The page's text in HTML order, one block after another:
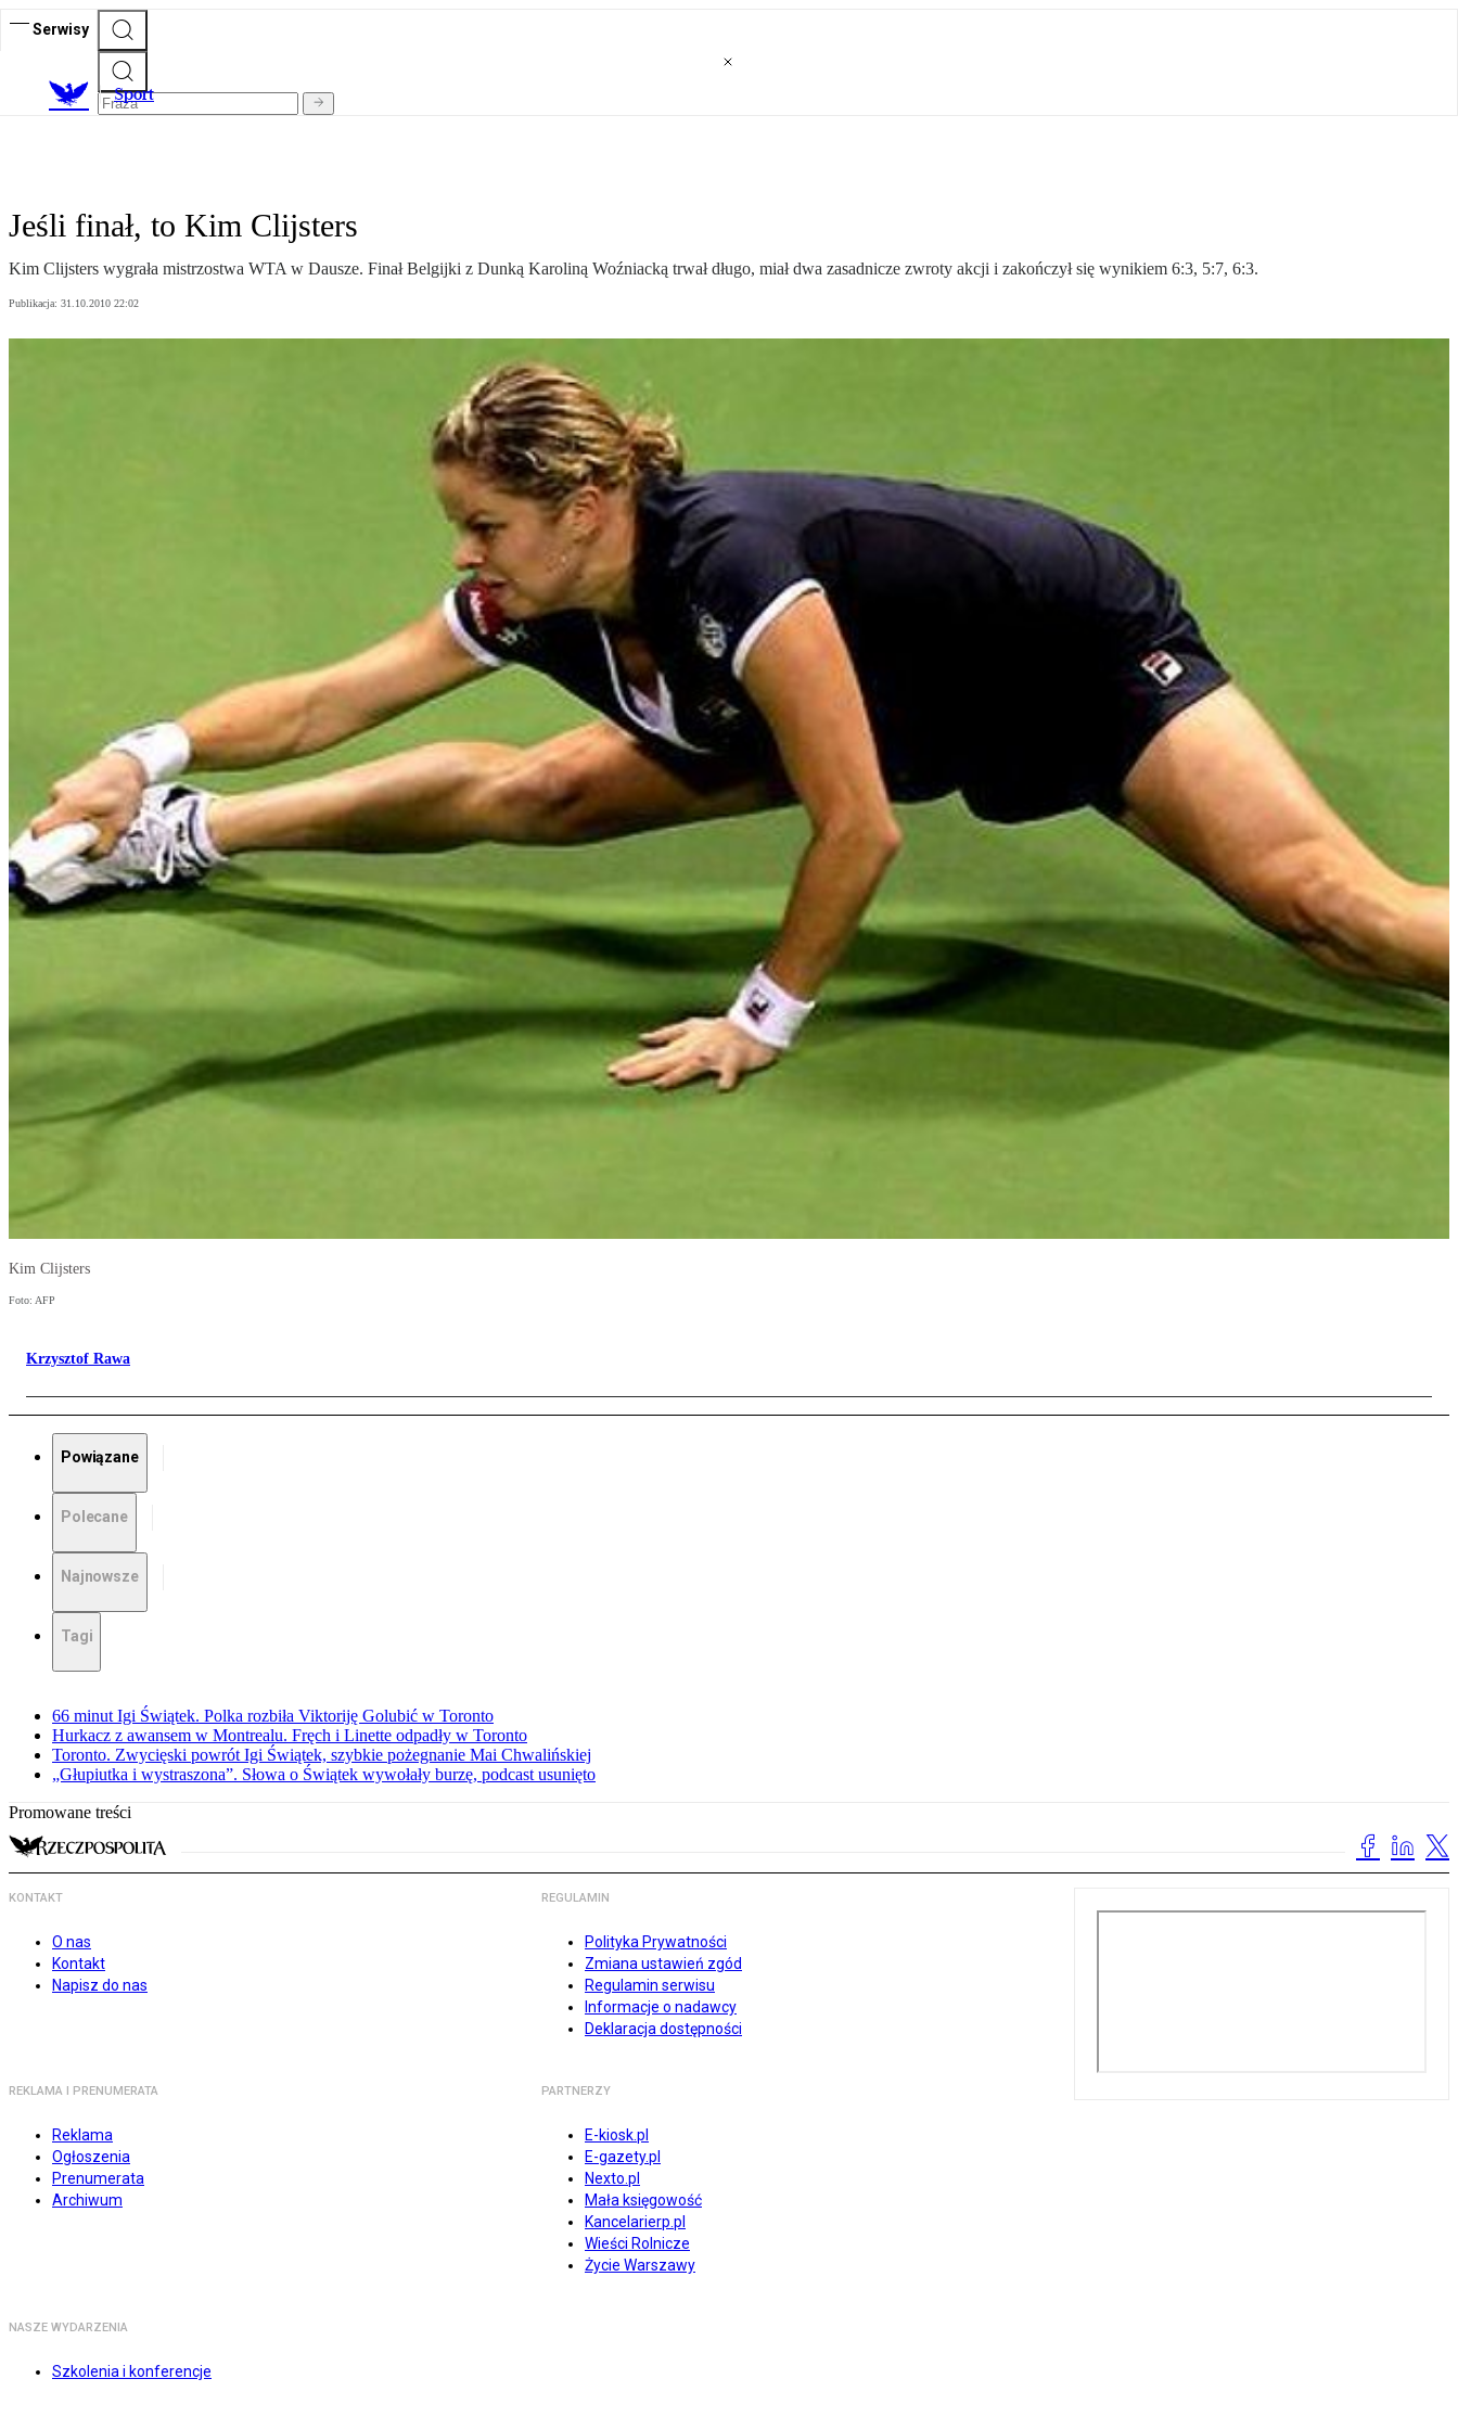
Serwisy
Sport
Jeśli finał, to Kim Clijsters
Kim Clijsters wygrała mistrzostwa WTA w Dausze. Finał Belgijki z Dunką Karoliną Woźniacką trwał długo, miał dwa zasadnicze zwroty akcji i zakończył się wynikiem 6:3, 5:7, 6:3.
Publikacja: 31.10.2010 22:02
Kim Clijsters
Foto: AFP
Krzysztof Rawa
Powiązane
Polecane
Najnowsze
Tagi
66 minut Igi Świątek. Polka rozbiła Viktoriję Golubić w Toronto
Hurkacz z awansem w Montrealu. Fręch i Linette odpadły w Toronto
Toronto. Zwycięski powrót Igi Świątek, szybkie pożegnanie Mai Chwalińskiej
„Głupiutka i wystraszona”. Słowa o Świątek wywołały burzę, podcast usunięto
Promowane treści
KONTAKT
O nas
Kontakt
Napisz do nas
REGULAMIN
Polityka Prywatności
Zmiana ustawień zgód
Regulamin serwisu
Informacje o nadawcy
Deklaracja dostępności
REKLAMA I PRENUMERATA
Reklama
Ogłoszenia
Prenumerata
Archiwum
PARTNERZY
E-kiosk.pl
E-gazety.pl
Nexto.pl
Mała księgowość
Kancelarierp.pl
Wieści Rolnicze
Życie Warszawy
NASZE WYDARZENIA
Szkolenia i konferencje